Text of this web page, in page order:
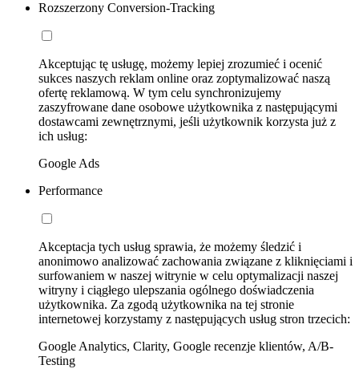
Rozszerzony Conversion-Tracking
Akceptując tę usługę, możemy lepiej zrozumieć i ocenić
sukces naszych reklam online oraz zoptymalizować naszą
ofertę reklamową. W tym celu synchronizujemy
zaszyfrowane dane osobowe użytkownika z następującymi
dostawcami zewnętrznymi, jeśli użytkownik korzysta już z
ich usług:
Google Ads
Performance
Akceptacja tych usług sprawia, że możemy śledzić i
anonimowo analizować zachowania związane z kliknięciami i
surfowaniem w naszej witrynie w celu optymalizacji naszej
witryny i ciągłego ulepszania ogólnego doświadczenia
użytkownika. Za zgodą użytkownika na tej stronie
internetowej korzystamy z następujących usług stron trzecich:
Google Analytics, Clarity, Google recenzje klientów, A/B-
Testing